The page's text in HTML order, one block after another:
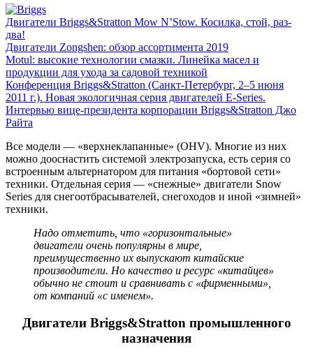
Двигатели Briggs&Stratton Mow N’Stow. Косилка, стой, раз-
два!
Двигатели Zongshen: обзор ассортимента 2019
Motul: высокие технологии смазки. Линейка масел и
продукции для ухода за садовой техникой
Конференция Briggs&Stratton (Санкт-Петербург, 2–5 июня
2011 г.). Новая экологичная серия двигателей E-Series.
Интервью вице-президента корпорации Briggs&Stratton Джо
Райта
Все модели — «верхнеклапанные» (OHV). Многие из них
можно дооснастить системой электрозапуска, есть серия со
встроенным альтернатором для питания «бортовой сети»
техники. Отдельная серия — «снежные» двигатели Snow
Series для снегоотбрасывателей, снегоходов и иной «зимней»
техники.
Надо отметить, что «горизонтальные»
двигатели очень популярны в мире,
преимущественно их выпускают китайские
производители. Но качество и ресурс «китайцев»
обычно не стоит и сравнивать с «фирменными»,
от компаний «с именем».
Двигатели Briggs&Stratton промышленного
назначения